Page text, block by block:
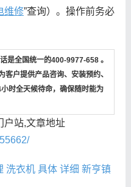
维修”查询）。操作前务必
是全国统一的400-9977-658 。
户提供产品咨询、安装预约、
时全天候待命，确保随时能为
户站,文章地址
洗衣机 具体 详细 新亨镇